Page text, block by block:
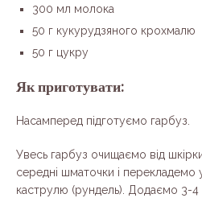
300 мл молока
50 г кукурудзяного крохмалю
50 г цукру
Як приготувати:
Насамперед підготуємо гарбуз.
Увесь гарбуз очищаємо від
середні шматочки і перекладемо
каструлю (рундель). Додаємо 3-4